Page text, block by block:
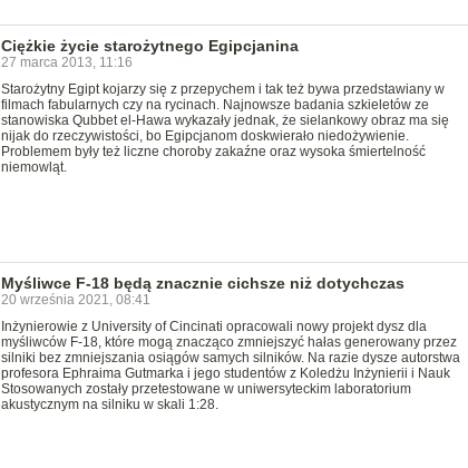
Ciężkie życie starożytnego Egipcjanina
27 marca 2013, 11:16
Starożytny Egipt kojarzy się z przepychem i tak też bywa przedstawiany w
filmach fabularnych czy na rycinach. Najnowsze badania szkieletów ze
stanowiska Qubbet el-Hawa wykazały jednak, że sielankowy obraz ma się
nijak do rzeczywistości, bo Egipcjanom doskwierało niedożywienie.
Problemem były też liczne choroby zakaźne oraz wysoka śmiertelność
niemowląt.
Myśliwce F-18 będą znacznie cichsze niż dotychczas
20 września 2021, 08:41
Inżynierowie z University of Cincinati opracowali nowy projekt dysz dla
myśliwców F-18, które mogą znacząco zmniejszyć hałas generowany przez
silniki bez zmniejszania osiągów samych silników. Na razie dysze autorstwa
profesora Ephraima Gutmarka i jego studentów z Koledżu Inżynierii i Nauk
Stosowanych zostały przetestowane w uniwersyteckim laboratorium
akustycznym na silniku w skali 1:28.